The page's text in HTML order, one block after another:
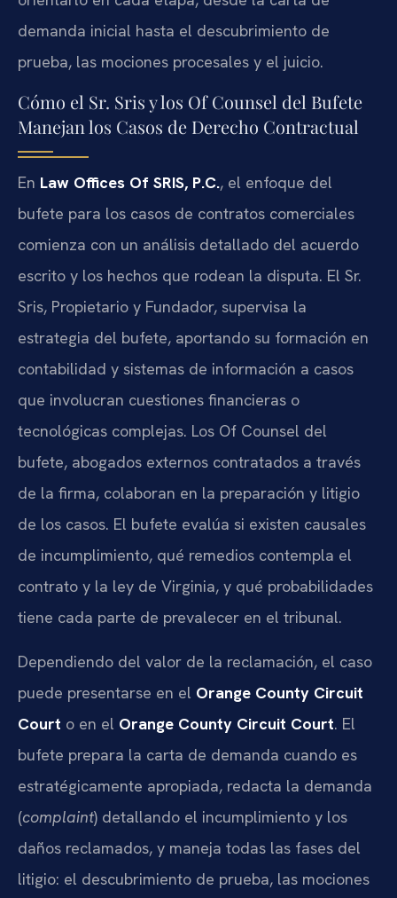
demanda inicial hasta el descubrimiento de
prueba, las mociones procesales y el juicio.
Cómo el Sr. Sris y los Of Counsel del Bufete
Manejan los Casos de Derecho Contractual
En Law Offices Of SRIS, P.C., el enfoque del
bufete para los casos de contratos comerciales
comienza con un análisis detallado del acuerdo
escrito y los hechos que rodean la disputa. El Sr.
Sris, Propietario y Fundador, supervisa la
estrategia del bufete, aportando su formación en
contabilidad y sistemas de información a casos
que involucran cuestiones financieras o
tecnológicas complejas. Los Of Counsel del
bufete, abogados externos contratados a través
de la firma, colaboran en la preparación y litigio
de los casos. El bufete evalúa si existen causales
de incumplimiento, qué remedios contempla el
contrato y la ley de Virginia, y qué probabilidades
tiene cada parte de prevalecer en el tribunal.
Dependiendo del valor de la reclamación, el caso
puede presentarse en el Orange County Circuit
Court o en el Orange County Circuit Court. El
bufete prepara la carta de demanda cuando es
estratégicamente apropiada, redacta la demanda
(complaint) detallando el incumplimiento y los
daños reclamados, y maneja todas las fases del
litigio: el descubrimiento de prueba, las mociones